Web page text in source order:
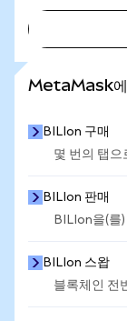
MetaMask에
BILIon 구매
몇 번의 탭으
BILIon 판매
BILIon을(를
BILIon 스왑
블록체인 전